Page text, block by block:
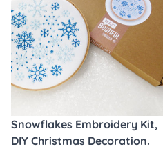
Snowflakes Embroidery Kit,
DIY Christmas Decoration.